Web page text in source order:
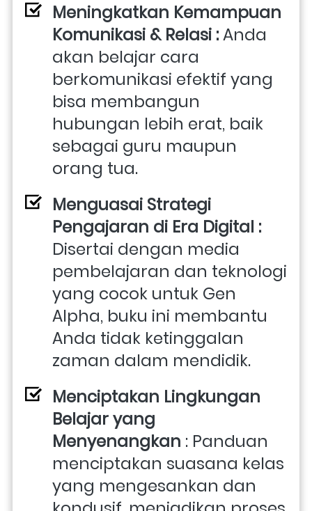
Meningkatkan Kemampuan
Komunikasi & Relasi : Anda
akan belajar cara
berkomunikasi efektif yang
bisa membangun
hubungan lebih erat, baik
sebagai guru maupun
orang tua.
Menguasai Strategi
Pengajaran di Era Digital :
Disertai dengan media
pembelajaran dan teknologi
yang cocok untuk Gen
Alpha, buku ini membantu
Anda tidak ketinggalan
zaman dalam mendidik.
Menciptakan Lingkungan
Belajar yang
Menyenangkan : Panduan
menciptakan suasana kelas
yang mengesankan dan